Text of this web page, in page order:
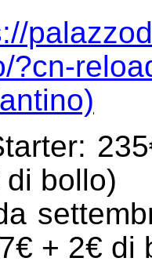
?cn-
bollo)
+ 2€ di